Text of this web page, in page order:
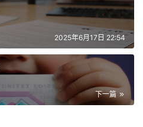
2025年6月17日 22:54
下一篇